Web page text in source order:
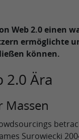
Web 2.0 einen
ermöglichte
können.
2.0 Ära
Massen
Surowiecki